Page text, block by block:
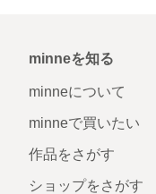
minneを知る
minneについて
minneで買いたい
作品をさがす
ショップをさがす